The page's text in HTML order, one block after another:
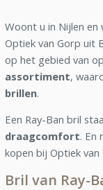
Woont u in Nijlen en
Optiek van Gorp uit
op het gebied van
assortiment,
brillen.
Een Ray-Ban bril
draagcomfort. En
kopen bij Optiek van
Bril van Ray-